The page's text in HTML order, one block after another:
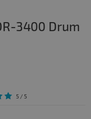
3400 Drum
5/ 5